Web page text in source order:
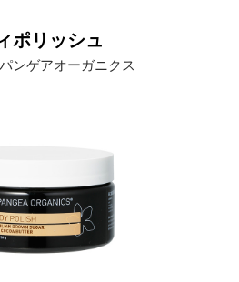
ポリッシュ
ンゲアオーガニクス